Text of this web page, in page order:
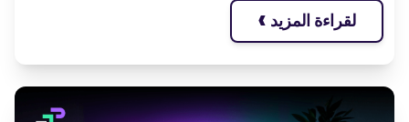
لقراءة المزيد ›